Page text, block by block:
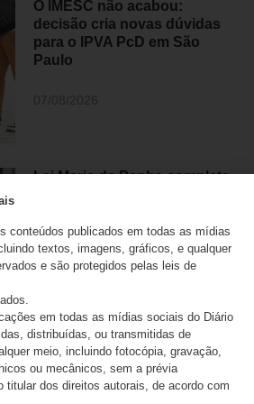
O IMESC não acabou:
decisão cria novas dúvidas
para o IPVA PcD em São
Paulo
Lei Maria da Penha completa
mulheres com deficiência
07/08/2026
Movimento PcD e Raros e
mais de 50 entidades
brasileiras pedem retratação
conteúdos publicados em todas as mídias
textos, imagens, gráficos, e qualquer
e são protegidos pelas leis de
em todas as mídias sociais do Diário
distribuídas, ou transmitidas de
meio, incluindo fotocópia, gravação,
ou mecânicos, sem a prévia
titular dos direitos autorais, de acordo com